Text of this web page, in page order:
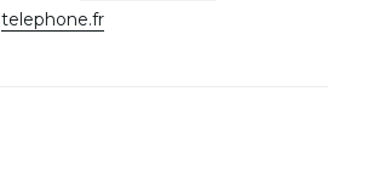
telephone.fr